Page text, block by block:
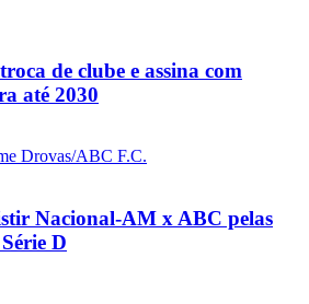
de clube e assina com
até 2030
Nacional-AM x ABC pelas
D